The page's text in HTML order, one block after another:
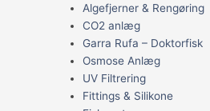
Algefjerner & Rengøring
CO2 anlæg
Garra Rufa – Doktorfisk
Osmose Anlæg
UV Filtrering
Fittings & Silikone